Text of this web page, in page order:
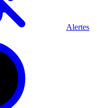
Alertes